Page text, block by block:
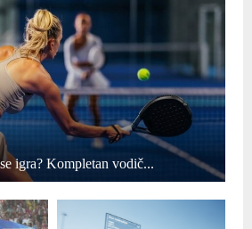
igra? Kompletan vodič...